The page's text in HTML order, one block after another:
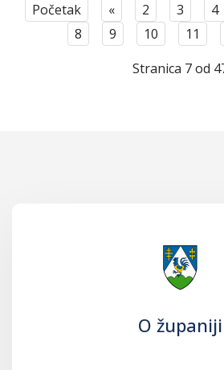
Početak « 2 3 4
8
9 10 11
Stranica 7 od
O županiji